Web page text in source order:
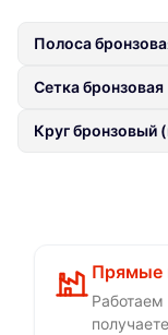
Полоса
Сетка бронзовая
Круг бронзовый
Прямые